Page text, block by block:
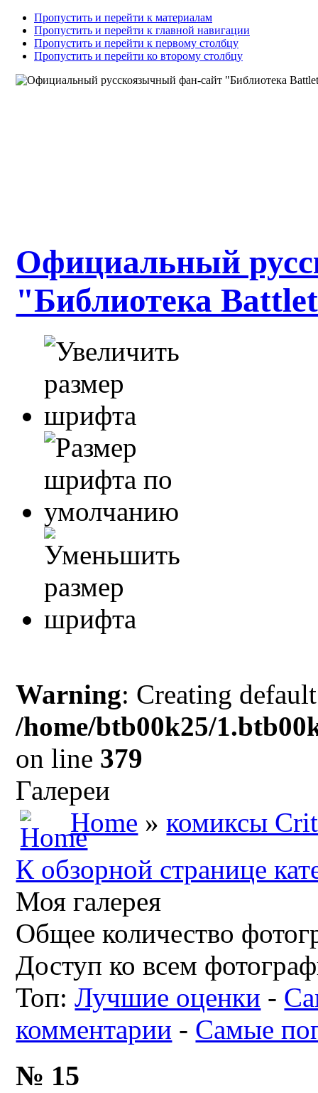
Пропустить и перейти к материалам
Пропустить и перейти к главной навигации
Пропустить и перейти к первому столбцу
Пропустить и перейти ко второму столбцу
Официальный
"Библиотека
Warning: Creating
/home/btb00k25/
on line 379
Галереи
Home »комиксы
К обзорной странице
Моя галерея
Общее количество
Доступ ко всем
Топ:Лучшие оценки -
комментарии - Самые
№ 15